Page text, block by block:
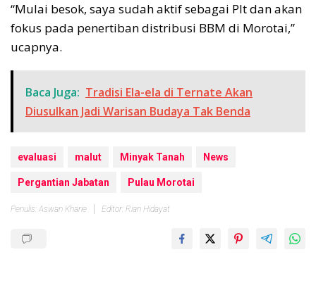
“Mulai besok, saya sudah aktif sebagai Plt dan akan
fokus pada penertiban distribusi BBM di Morotai,”
ucapnya.
Baca Juga: Tradisi Ela-ela di Ternate Akan
Diusulkan Jadi Warisan Budaya Tak Benda
evaluasi malut Minyak Tanah News
Pergantian Jabatan Pulau Morotai
Penulis: Aswan Kharie Editor: Rian Hidayat